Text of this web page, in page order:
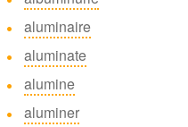
aluminaire
aluminate
alumine
aluminer